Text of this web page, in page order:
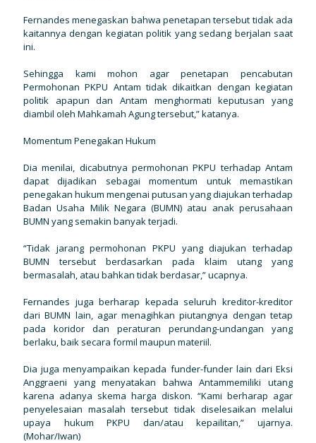
Fernandes menegaskan bahwa penetapan tersebut tidak ada
kaitannya dengan kegiatan politik yang sedang berjalan saat
ini.
Sehingga kami mohon agar penetapan pencabutan
Permohonan PKPU Antam tidak dikaitkan dengan kegiatan
politik apapun dan Antam menghormati keputusan yang
diambil oleh Mahkamah Agung tersebut,” katanya.
Momentum Penegakan Hukum
Dia menilai, dicabutnya permohonan PKPU terhadap Antam
dapat dijadikan sebagai momentum untuk memastikan
penegakan hukum mengenai putusan yang diajukan terhadap
Badan Usaha Milik Negara (BUMN) atau anak perusahaan
BUMN yang semakin banyak terjadi.
“Tidak jarang permohonan PKPU yang diajukan terhadap
BUMN tersebut berdasarkan pada klaim utang yang
bermasalah, atau bahkan tidak berdasar,” ucapnya.
Fernandes juga berharap kepada seluruh kreditor-kreditor
dari BUMN lain, agar menagihkan piutangnya dengan tetap
pada koridor dan peraturan perundang-undangan yang
berlaku, baik secara formil maupun materiil.
Dia juga menyampaikan kepada funder-funder lain dari Eksi
Anggraeni yang menyatakan bahwa Antammemiliki utang
karena adanya skema harga diskon. “Kami berharap agar
penyelesaian masalah tersebut tidak diselesaikan melalui
upaya hukum PKPU dan/atau kepailitan,” ujarnya.
(Mohar/Iwan)